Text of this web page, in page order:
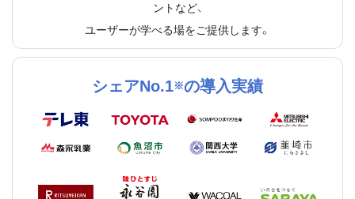
ントなど、
ユーザーが学べる場をご提供します。
シェアNo.1※の導入実績